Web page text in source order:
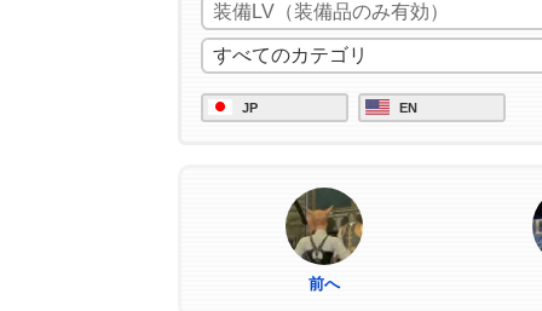
JP EN
前へ